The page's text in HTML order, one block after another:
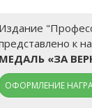
Издание
к
МЕДАЛЬ «ЗА
ОФОРМЛЕНИЕ